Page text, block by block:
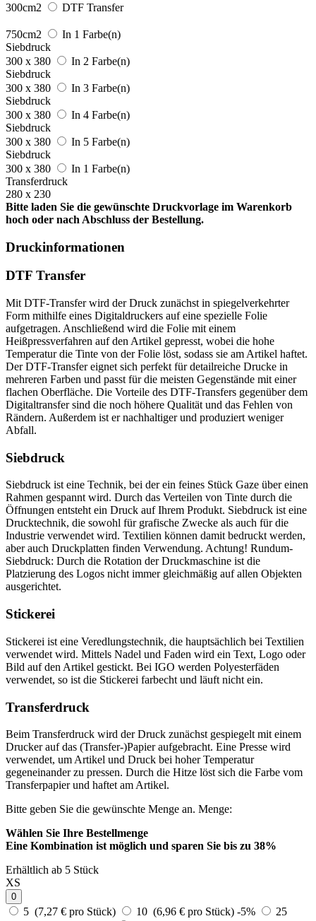
300cm2 DTF Transfer
750cm2
In 1 Farbe(n)
Siebdruck
300 x 380
In 2 Farbe(n)
Siebdruck
300 x 380
In 3 Farbe(n)
Siebdruck
300 x 380
In 4 Farbe(n)
Siebdruck
300 x 380
In 5 Farbe(n)
Siebdruck
300 x 380
In 1 Farbe(n)
Transferdruck
280 x 230
Bitte laden Sie die gewünschte Druckvorlage im Warenkorb
hoch oder nach Abschluss der Bestellung.
Druckinformationen
DTF Transfer
Mit DTF-Transfer wird der Druck zunächst in spiegelverkehrter
Form mithilfe eines Digitaldruckers auf eine spezielle Folie
aufgetragen. Anschließend wird die Folie mit einem
Heißpressverfahren auf den Artikel gepresst, wobei die hohe
Temperatur die Tinte von der Folie löst, sodass sie am Artikel haftet.
Der DTF-Transfer eignet sich perfekt für detailreiche Drucke in
mehreren Farben und passt für die meisten Gegenstände mit einer
flachen Oberfläche. Die Vorteile des DTF-Transfers gegenüber dem
Digitaltransfer sind die noch höhere Qualität und das Fehlen von
Rändern. Außerdem ist er nachhaltiger und produziert weniger
Abfall.
Siebdruck
Siebdruck ist eine Technik, bei der ein feines Stück Gaze über einen
Rahmen gespannt wird. Durch das Verteilen von Tinte durch die
Öffnungen entsteht ein Druck auf Ihrem Produkt. Siebdruck ist eine
Drucktechnik, die sowohl für grafische Zwecke als auch für die
Industrie verwendet wird. Textilien können damit bedruckt werden,
aber auch Druckplatten finden Verwendung. Achtung! Rundum-
Siebdruck: Durch die Rotation der Druckmaschine ist die
Platzierung des Logos nicht immer gleichmäßig auf allen Objekten
ausgerichtet.
Stickerei
Stickerei ist eine Veredlungstechnik, die hauptsächlich bei Textilien
verwendet wird. Mittels Nadel und Faden wird ein Text, Logo oder
Bild auf den Artikel gestickt. Bei IGO werden Polyesterfäden
verwendet, so ist die Stickerei farbecht und läuft nicht ein.
Transferdruck
Beim Transferdruck wird der Druck zunächst gespiegelt mit einem
Drucker auf das (Transfer-)Papier aufgebracht. Eine Presse wird
verwendet, um Artikel und Druck bei hoher Temperatur
gegeneinander zu pressen. Durch die Hitze löst sich die Farbe vom
Transferpapier und haftet am Artikel.
Bitte geben Sie die gewünschte Menge an. Menge:
Wählen Sie Ihre Bestellmenge
Eine Kombination ist möglich und sparen Sie bis zu 38%
Erhältlich ab 5 Stück
XS
0
5 (7,27 € pro Stück) 10 (6,96 € pro Stück) -5%
25